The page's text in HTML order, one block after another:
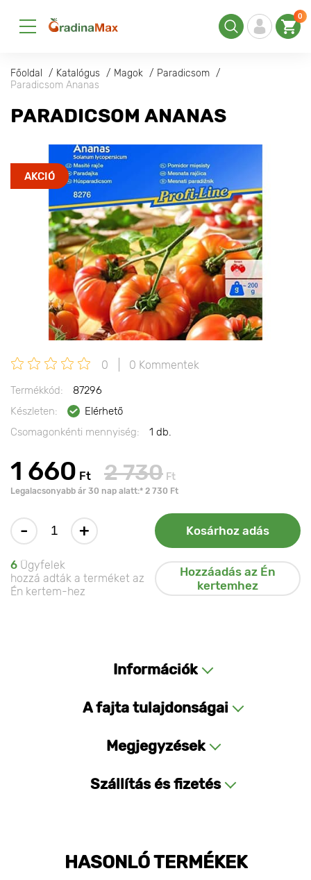
0
Főoldal Katalógus Magok
Paradicsom
Paradicsom Ananas
PARADICSOM ANANAS
AKCIÓ
0 0 Kommentek
Termékkód:
87296
Készleten:
Elérhető
Csomagonkénti mennyiség:
1 db.
1 660 Ft 2 730 Ft
Legalacsonyabb ár 30 nap alatt:* 2 730 Ft
- + Kosárhoz adás
6 Ügyfelek
hozzá adták a terméket az
Én kertem-hez
Hozzáadás az Én
kertemhez
Információk
A fajta tulajdonságai
Megjegyzések
Szállítás és fizetés
HASONLÓ TERMÉKEK